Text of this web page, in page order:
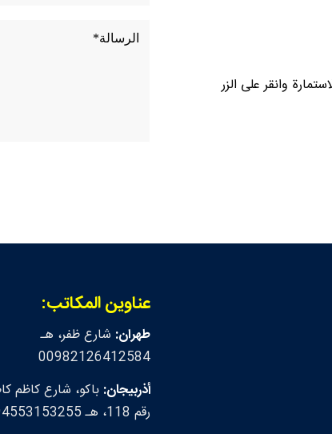
وانقر على الزر
عناوين المكاتب:
طهران: شارع ظفر، هـ
00982126412584
أذربيجان: باكو، شارع كاظم
رقم 118، هـ 00994553153255